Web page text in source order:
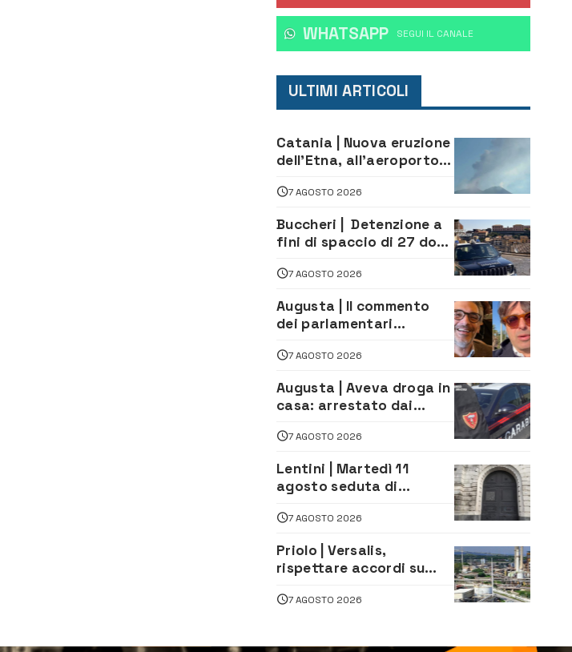
WHATSAPP ‎SEGUI IL CANALE
ULTIMI ARTICOLI
Catania | Nuova eruzione
dell’Etna, all’aeroporto
dirottati
7 AGOSTO 2026
Buccheri | Detenzione a
fini di spaccio di 27 dosi
20enni
7 AGOSTO 2026
Augusta | Il commento
dei parlamentari
firma del contatto per il
depuratore
7 AGOSTO 2026
Augusta | Aveva droga in
casa: arrestato dai
7 AGOSTO 2026
Lentini | Martedì 11
agosto seduta di
7 AGOSTO 2026
Priolo | Versalis,
rispettare accordi su
lavoro. Il sindaco scrive
7 AGOSTO 2026